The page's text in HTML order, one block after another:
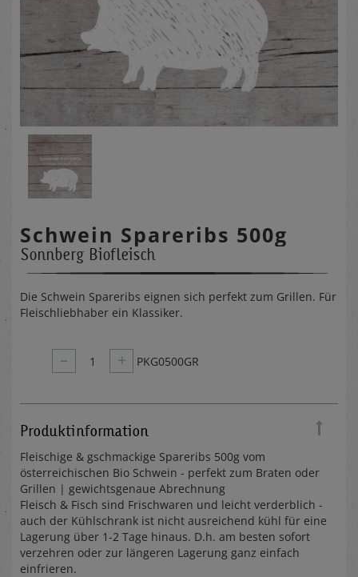
Schwein Spareribs 500g
Sonnberg Biofleisch
Die Schwein Spareribs eignen sich perfekt zum Grillen. Für
Fleischliebhaber ein Klassiker.
– 1 + PKG0500GR
Produktinformation
Fleischige & gschmackige Spareribs 500g vom
österreichischen Bio Schwein - perfekt zum Braten oder
Grillen | gewichtsgenaue Abrechnung
Fleisch & Fisch sind Frischwaren und leicht verderblich -
auch der Kühlschrank ist nicht ausreichend kühl für eine
Lagerung über 1-2 Tage hinaus. D.h. am besten sofort
verzehren oder zur längeren Lagerung ganz einfach
einfrieren.